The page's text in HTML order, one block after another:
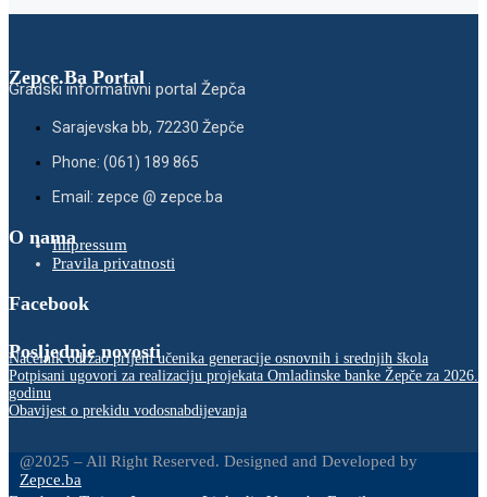
Zepce.Ba Portal
Gradski informativni portal Žepča
Sarajevska bb, 72230 Žepče
Phone: (061) 189 865
Email: zepce @ zepce.ba
O namaImpressum
Pravila privatnosti
Facebook
Posljednje novosti
Načelnik održao prijem učenika generacije osnovnih i srednjih škola
Potpisani ugovori za realizaciju projekata Omladinske banke Žepče za 2026.
godinu
Obavijest o prekidu vodosnabdijevanja
@2025 – All Right Reserved. Designed and Developed by
Zepce.ba